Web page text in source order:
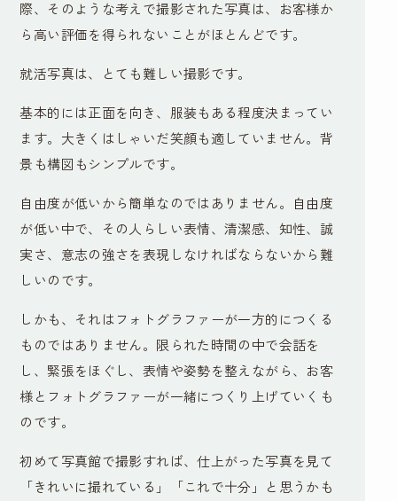
際、そのような考えで撮影された写真は、お客様か
ら高い評価を得られないことがほとんどです。
就活写真は、とても難しい撮影です。
基本的には正面を向き、服装もある程度決まってい
ます。大きくはしゃいだ笑顔も適していません。背
景も構図もシンプルです。
自由度が低いから簡単なのではありません。自由度
が低い中で、その人らしい表情、清潔感、知性、誠
実さ、意志の強さを表現しなければならないから難
しいのです。
しかも、それはフォトグラファーが一方的につくる
ものではありません。限られた時間の中で会話を
し、緊張をほぐし、表情や姿勢を整えながら、お客
様とフォトグラファーが一緒につくり上げていくも
のです。
初めて写真館で撮影すれば、仕上がった写真を見て
「きれいに撮れている」「これで十分」と思うかも